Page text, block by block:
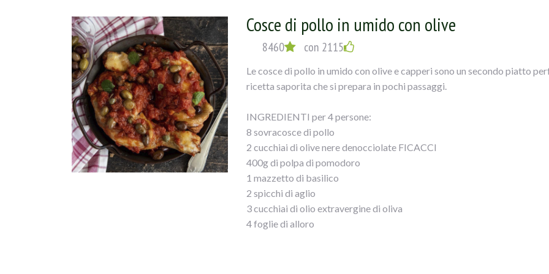
morbido aggiungete del pangrattato. Tagliate a rondelle le olive verdi e
il composto su un foglio di carta forno e formate un cilindro. Fate
pane su un foglio di carta forno leggermente infarinato allo spessore di
avvolgetelo con l` impasto avendo cura di sigillarlo bene. Ricavate dalla
tiepido accompagnato con olive a piacere.
Cosce di pollo in umido con olive
8460 con 2115
Le cosce di pollo in umido con olive e capperi sono un secondo piatto
ricetta saporita che si prepara in pochi passaggi.
INGREDIENTI per 4 persone:
8 sovracosce di pollo
2 cucchiai di olive nere denocciolate FICACCI
400g di polpa di pomodoro
1 mazzetto di basilico
2 spicchi di aglio
3 cucchiai di olio extravergine di oliva
4 foglie di alloro